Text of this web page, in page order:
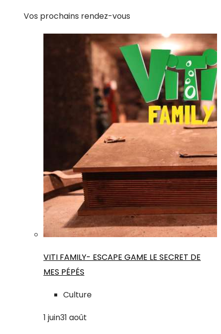
Vos prochains rendez-vous
VITI FAMILY- ESCAPE GAME LE SECRET DE
MES PÉPÉS
Culture
1 juin31 août